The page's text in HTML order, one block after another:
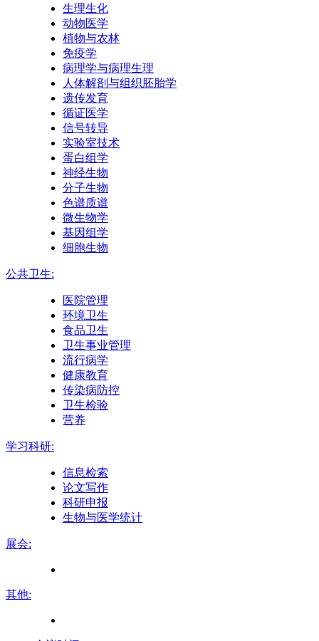
生理生化
动物医学
植物与农林
免疫学
病理学与病理生理
人体解剖与组织胚胎学
遗传发育
循证医学
信号转导
实验室技术
蛋白组学
神经生物
分子生物
色谱质谱
微生物学
基因组学
细胞生物
公共卫生:
医院管理
环境卫生
食品卫生
卫生事业管理
流行病学
健康教育
传染病防控
卫生检验
营养
学习科研:
信息检索
论文写作
科研申报
生物与医学统计
展会:
其他: